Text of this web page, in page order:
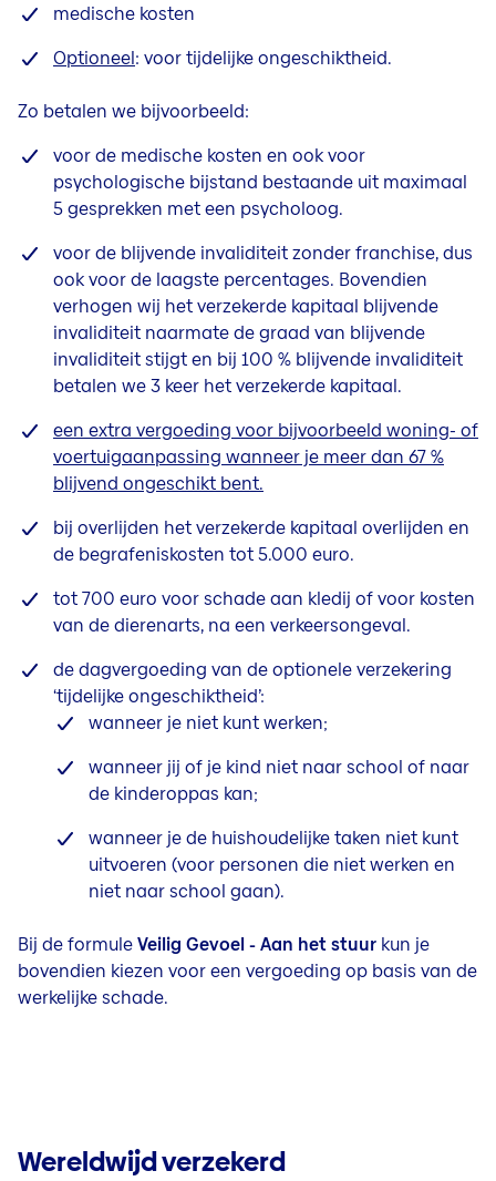
medische kosten
Optioneel: voor tijdelijke ongeschiktheid.
Zo betalen we bijvoorbeeld:
voor de medische kosten en ook voor
psychologische bijstand bestaande uit maximaal
5 gesprekken met een psycholoog.
voor de blijvende invaliditeit zonder franchise, dus
ook voor de laagste percentages. Bovendien
verhogen wij het verzekerde kapitaal blijvende
invaliditeit naarmate de graad van blijvende
invaliditeit stijgt en bij 100 % blijvende invaliditeit
betalen we 3 keer het verzekerde kapitaal.
een extra vergoeding voor bijvoorbeeld woning- of
voertuigaanpassing wanneer je meer dan 67 %
blijvend ongeschikt bent.
bij overlijden het verzekerde kapitaal overlijden en
de begrafeniskosten tot 5.000 euro.
tot 700 euro voor schade aan kledij of voor kosten
van de dierenarts, na een verkeersongeval.
de dagvergoeding van de optionele verzekering
‘tijdelijke ongeschiktheid’:
wanneer je niet kunt werken;
wanneer jij of je kind niet naar school of naar
de kinderoppas kan;
wanneer je de huishoudelijke taken niet kunt
uitvoeren (voor personen die niet werken en
niet naar school gaan).
Bij de formuleVeilig Gevoel - Aan het stuur kun je
bovendien kiezen voor een vergoeding op basis van de
werkelijke schade.
Wereldwijd verzekerd